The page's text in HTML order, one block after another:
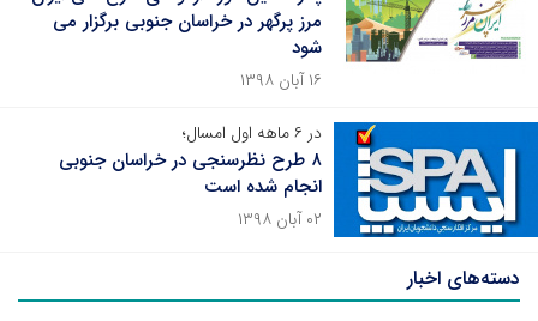
مرز پرگهر در خراسان جنوبی برگزار می
شود
۱۶ آبان ۱۳۹۸
در ۶ ماهه اول امسال؛
۸ طرح نظرسنجی در خراسان جنوبی
انجام شده است
۰۲ آبان ۱۳۹۸
دسته‌های اخبار